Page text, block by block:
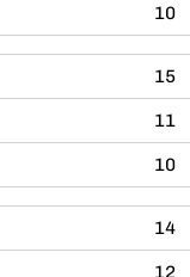
10
15
11
10
14
12